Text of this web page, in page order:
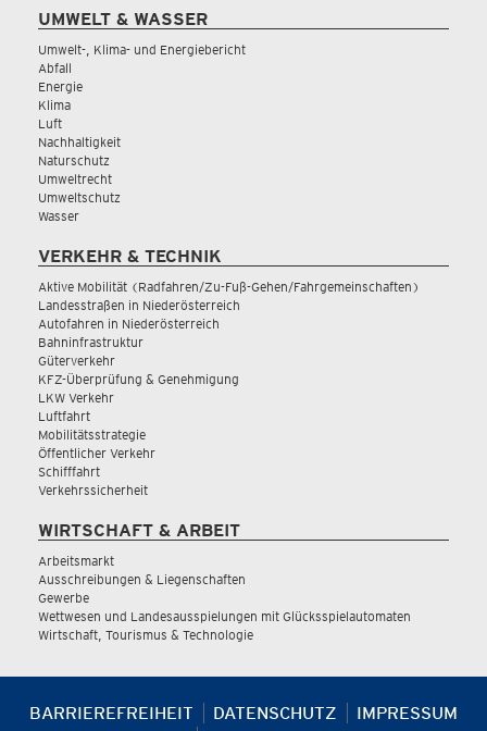
UMWELT & WASSER
Umwelt-, Klima- und Energiebericht
Abfall
Energie
Klima
Luft
Nachhaltigkeit
Naturschutz
Umweltrecht
Umweltschutz
Wasser
VERKEHR & TECHNIK
Aktive Mobilität (Radfahren/Zu-Fuß-Gehen/Fahrgemeinschaften)
Landesstraßen in Niederösterreich
Autofahren in Niederösterreich
Bahninfrastruktur
Güterverkehr
KFZ-Überprüfung & Genehmigung
LKW Verkehr
Luftfahrt
Mobilitätsstrategie
Öffentlicher Verkehr
Schifffahrt
Verkehrssicherheit
WIRTSCHAFT & ARBEIT
Arbeitsmarkt
Ausschreibungen & Liegenschaften
Gewerbe
Wettwesen und Landesausspielungen mit Glücksspielautomaten
Wirtschaft, Tourismus & Technologie
BARRIEREFREIHEIT DATENSCHUTZ
IMPRESSUM